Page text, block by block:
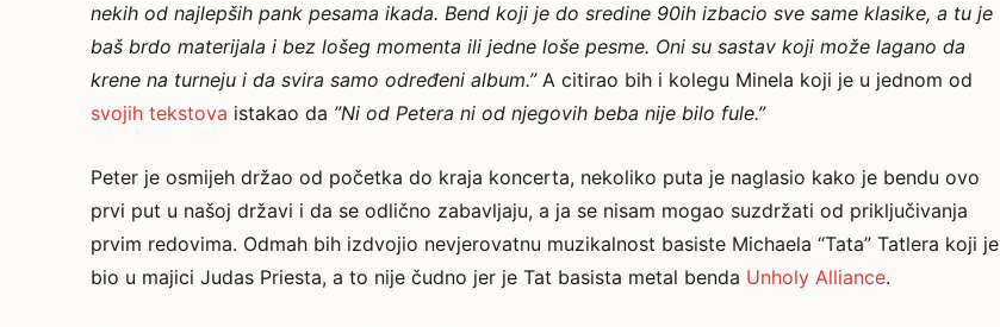
nekih od najlepših pank pesama ikada. Bend koji je do sredine 90ih izbacio sve same klasike, a tu je
baš brdo materijala i bez lošeg momenta ili jedne loše pesme. Oni su sastav koji može lagano da
krene na turneju i da svira samo određeni album.’’ A citirao bih i kolegu Minela koji je u jednom od
svojih tekstova istakao da ”Ni od Petera ni od njegovih beba nije bilo fule.”
Peter je osmijeh držao od početka do kraja koncerta, nekoliko puta je naglasio kako je bendu ovo
prvi put u našoj državi i da se odlično zabavljaju, a ja se nisam mogao suzdržati od priključivanja
prvim redovima. Odmah bih izdvojio nevjerovatnu muzikalnost basiste Michaela “Tata” Tatlera koji je
bio u majici Judas Priesta, a to nije čudno jer je Tat basista metal benda Unholy Alliance.